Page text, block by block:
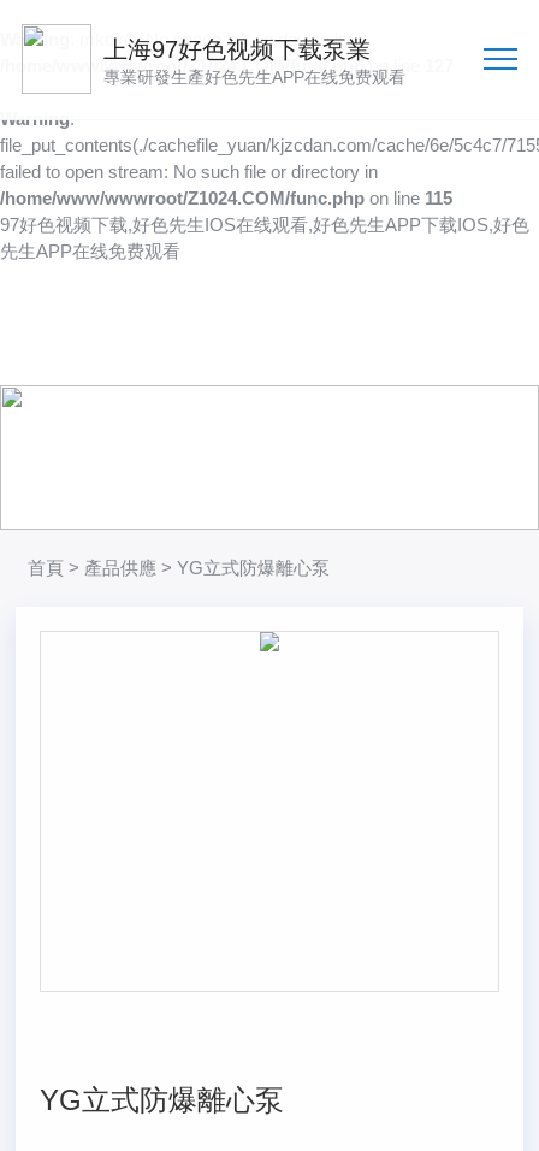
Warning
: mkdir(): No space left on device in
/home/www/wwwroot/Z1024.COM/func.phpon line
Warning:
file_put_contents(./cachefile_yuan/kjzcdan.com/cache/6e/5c4c7/
failed to open stream: No such file or directory in
/home/www/wwwroot/Z1024.COM/func.php on line 115
97好色视频下载,好色先生IOS在线观看,好色先生APP下载IOS,好色
先生APP在线免费观看
上海97好色视频下载泵業
專業研發生產好色先生APP在线免费观看
首頁 > 產品供應 > YG立式防爆離心泵
YG立式防爆離心泵